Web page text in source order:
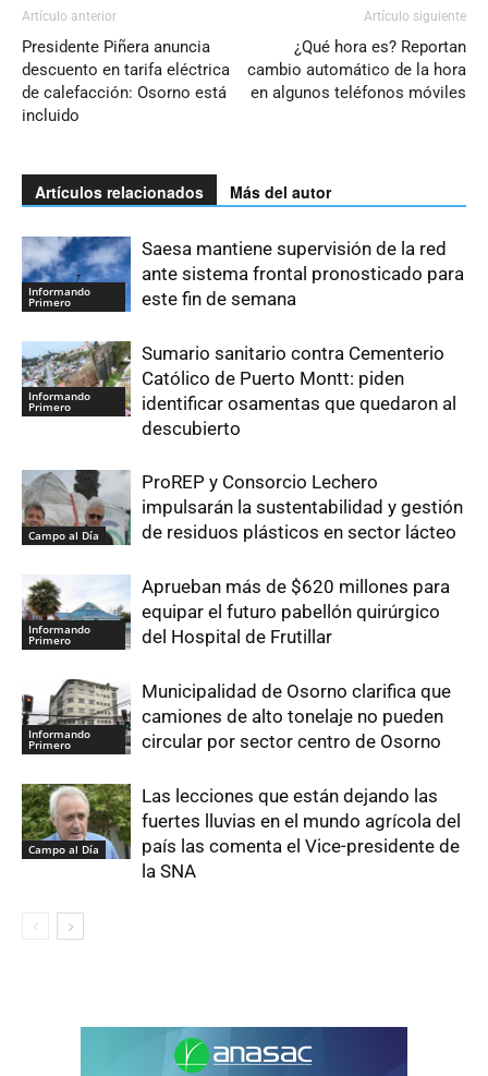
Artículo anterior
Presidente Piñera anuncia
descuento en tarifa eléctrica
de calefacción: Osorno está
incluido
Artículo siguiente
¿Qué hora es? Reportan
cambio automático de la hora
en algunos teléfonos móviles
Artículos relacionados Más del autor
Informando
Primero
Saesa mantiene supervisión de la red
ante sistema frontal pronosticado para
este fin de semana
Informando
Primero
Sumario sanitario contra Cementerio
Católico de Puerto Montt: piden
identificar osamentas que quedaron al
descubierto
Campo al Día
ProREP y Consorcio Lechero
impulsarán la sustentabilidad y gestión
de residuos plásticos en sector lácteo
Informando
Primero
Aprueban más de $620 millones para
equipar el futuro pabellón quirúrgico
del Hospital de Frutillar
Informando
Primero
Municipalidad de Osorno clarifica que
camiones de alto tonelaje no pueden
circular por sector centro de Osorno
Campo al Día
Las lecciones que están dejando las
fuertes lluvias en el mundo agrícola del
país las comenta el Vice-presidente de
la SNA